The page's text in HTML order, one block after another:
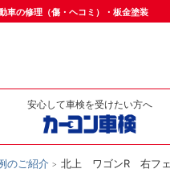
車の修理（傷・ヘコミ）・板金塗装
安心して車検を受けたい方へ
のご紹介 北上 ワゴンR 右フェ